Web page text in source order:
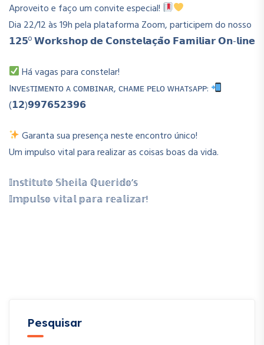
Aproveito e faço um convite especial!
Dia 22/12 às 19h pela plataforma Zoom, participem do nosso
𝟭𝟮𝟱º 𝗪𝗼𝗿𝗸𝘀𝗵𝗼𝗽 𝗱𝗲 𝗖𝗼𝗻𝘀𝘁𝗲𝗹𝗮𝗰̧𝗮̃𝗼 𝗙𝗮𝗺𝗶𝗹𝗶𝗮𝗿 𝗢𝗻-𝗹𝗶𝗻𝗲
Há vagas para constelar!
Iɴᴠᴇsᴛɪᴍᴇɴᴛᴏ ᴀ ᴄᴏᴍʙɪɴᴀʀ, ᴄʜᴀᴍᴇ ᴘᴇʟᴏ ᴡʜᴀᴛsᴀᴘᴘ:
(𝟭𝟮)𝟵𝟵𝟳𝟲𝟱𝟮𝟯𝟵𝟲
Garanta sua presença neste encontro único!
Um impulso vital para realizar as coisas boas da vida.
𝕀𝕟𝕤𝕥𝕚𝕥𝕦𝕥𝕠 𝕊𝕙𝕖𝕚𝕝𝕒 ℚ𝕦𝕖𝕣𝕚𝕕𝕠’𝕤
𝕀𝕞𝕡𝕦𝕝𝕤𝕠 𝕧𝕚𝕥𝕒𝕝 𝕡𝕒𝕣𝕒 𝕣𝕖𝕒𝕝𝕚𝕫𝕒𝕣!
Pesquisar